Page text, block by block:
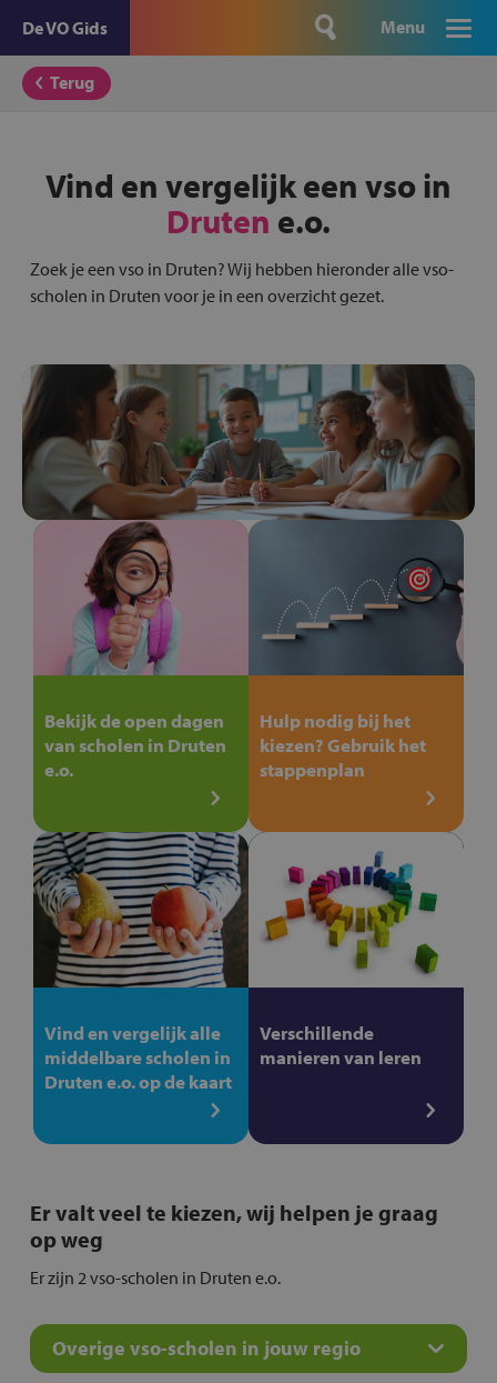
De VO Gids Menu
Terug
Vind en vergelijk een vso in
Druten e.o.
Zoek je een vso in Druten? Wij hebben hieronder alle vso-
scholen in Druten voor je in een overzicht gezet.
Bekijk de open dagen
van scholen in Druten
e.o.
Hulp nodig bij het
kiezen? Gebruik het
stappenplan
Vind en vergelijk alle
middelbare scholen in
Druten e.o. op de kaart
Verschillende
manieren van leren
Er valt veel te kiezen, wij helpen je graag
op weg
Er zijn 2 vso-scholen in Druten e.o.
Overige vso-scholen in jouw regio